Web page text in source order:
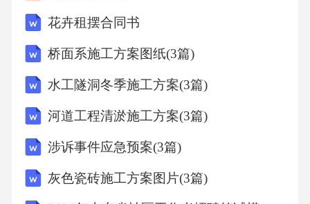
花卉租摆合同书
桥面系施工方案图纸(3篇)
水工隧洞冬季施工方案(3篇)
河道工程清淤施工方案(3篇)
涉诉事件应急预案(3篇)
灰色瓷砖施工方案图片(3篇)